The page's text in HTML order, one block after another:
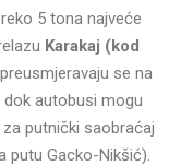
5 tona najveće
Karakaj (kod
se na
dok autobusi mogu
putnički saobraćaj
putu Gacko-Nikšić).